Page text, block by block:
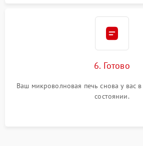
6. Готово
Ваш микроволновая печь снова у вас
состоянии.